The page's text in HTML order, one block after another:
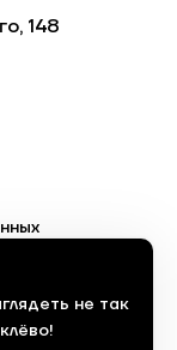
148
не так